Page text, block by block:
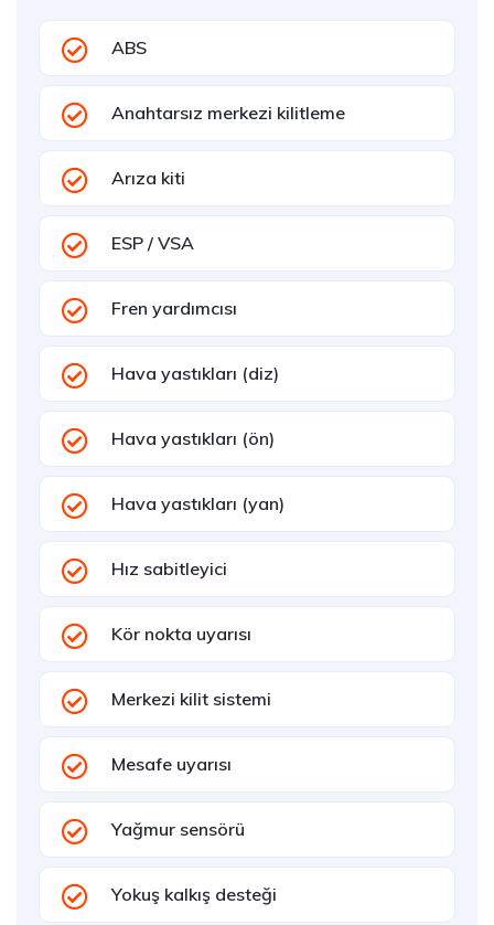
ABS
Anahtarsız merkezi kilitleme
Arıza kiti
ESP / VSA
Fren yardımcısı
Hava yastıkları (diz)
Hava yastıkları (ön)
Hava yastıkları (yan)
Hız sabitleyici
Kör nokta uyarısı
Merkezi kilit sistemi
Mesafe uyarısı
Yağmur sensörü
Yokuş kalkış desteği